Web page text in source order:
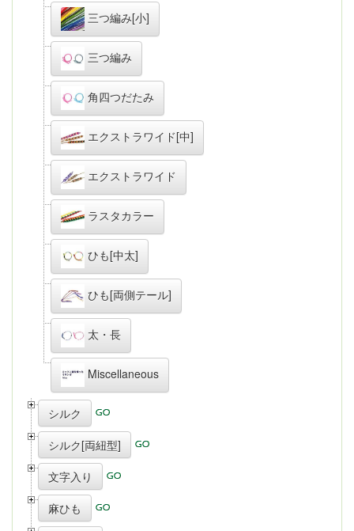
三つ編み[小]
三つ編み
角四つだたみ
エクストラワイド[中]
エクストラワイド
ラスタカラー
ひも[中太]
ひも[両側テール]
太・長
Miscellaneous
シルク
シルク[両紐型]
文字入り
麻ひも